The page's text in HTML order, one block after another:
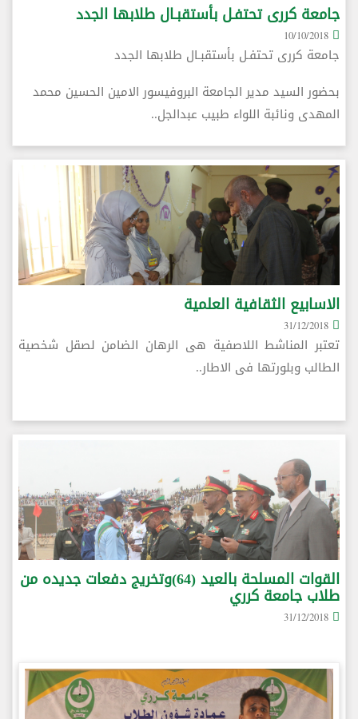
جامعة كررى تحتفـل بأستقبـال طلابها الجدد
10/10/2018
جامعة كررى تحتفـل بأستقبـال طلابها الجدد
بحضور السيد مدير الجامعة البروفيسور الامين الحسين محمد
المهدى ونائبة اللواء طبيب عبدالجل..
الاسابيع الثقافية العلمية
31/12/2018
تعتبر المناشط اللاصفية هى الرهان الضامن لصقل شخصية
الطالب وبلورتها فى الاطار..
القوات المسلحة بالعيد (64)وتخريج دفعات جديده من
طلاب جامعة كرري
31/12/2018